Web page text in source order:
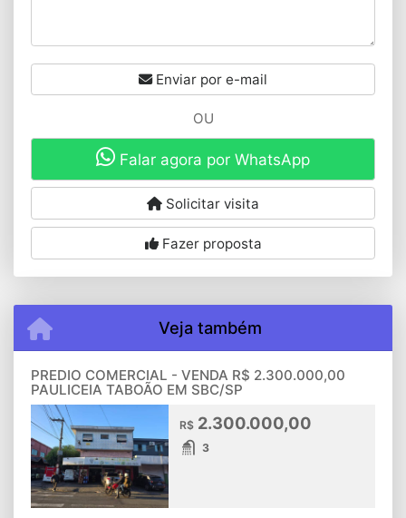
Enviar por e-mail
OU
Falar agora por WhatsApp
Solicitar visita
Fazer proposta
Veja também
PREDIO COMERCIAL - VENDA R$ 2.300.000,00
PAULICEIA TABOÃO EM SBC/SP
R$ 2.300.000,00
3